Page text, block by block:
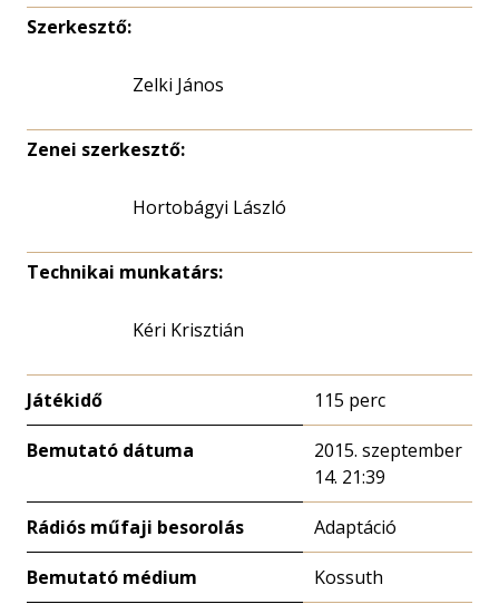
Szerkesztő:
Zelki János
Zenei szerkesztő:
Hortobágyi László
Technikai munkatárs:
Kéri Krisztián
Játékidő 115 perc
Bemutató dátuma
2015. szeptember
14. 21:39
Rádiós műfaji besorolás Adaptáció
Bemutató médium Kossuth